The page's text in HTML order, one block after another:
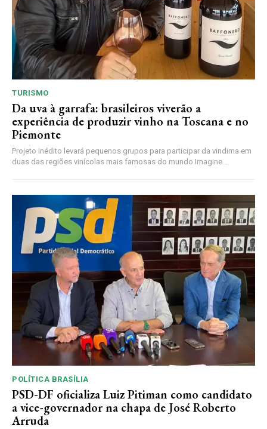
TURISMO
Da uva à garrafa: brasileiros viverão a
experiência de produzir vinho na Toscana e no
Piemonte
Projeto inédito levará pequenos grupos para participar da vindima em
duas das regiões vinícolas mais famosas do mundo Imagine...
POLÍTICA BRASÍLIA
PSD-DF oficializa Luiz Pitiman como candidato
a vice-governador na chapa de José Roberto
Arruda